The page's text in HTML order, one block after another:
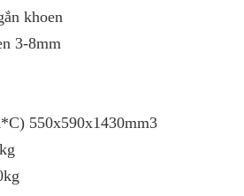
khoen
3-8mm
550x590x1430mm3